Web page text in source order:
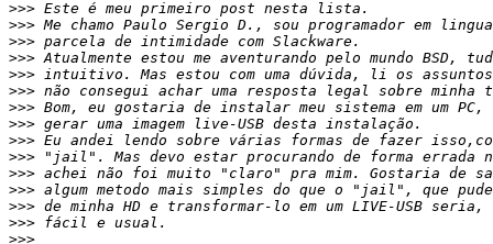
>>>
>>>
>>>
>>>
>>>
>>>
>>>
>>>
>>>
>>>
>>>
>>>
>>>
>>>
>>>